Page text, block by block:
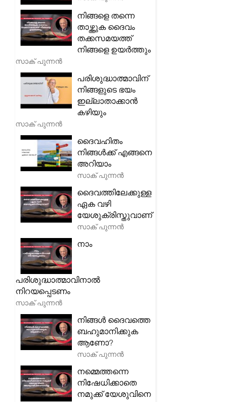
നിങ്ങളെ തന്നെ
താഴ്ത്തുക ദൈവം
തക്കസമയത്ത്
നിങ്ങളെ ഉയർത്തും
സാക് പുന്നൻ
പരിശുദ്ധാത്മാവിന്
നിങ്ങളുടെ ഭയം
ഇല്ലാതാക്കാൻ
കഴിയും
സാക് പുന്നൻ
ദൈവഹിതം
നിങ്ങൾക്ക് എങ്ങനെ
അറിയാം
സാക് പുന്നൻ
ദൈവത്തിലേക്കുള്ള
ഏക വഴി
യേശുക്രിസ്തുവാണ്
സാക് പുന്നൻ
നാം
പരിശുദ്ധാത്മാവിനാൽ
നിറയപ്പെടണം
സാക് പുന്നൻ
നിങ്ങൾ ദൈവത്തെ
ബഹുമാനിക്കുക
ആണോ?
സാക് പുന്നൻ
നമ്മെത്തന്നെ
നിഷേധിക്കാതെ
നമുക്ക് യേശുവിനെ